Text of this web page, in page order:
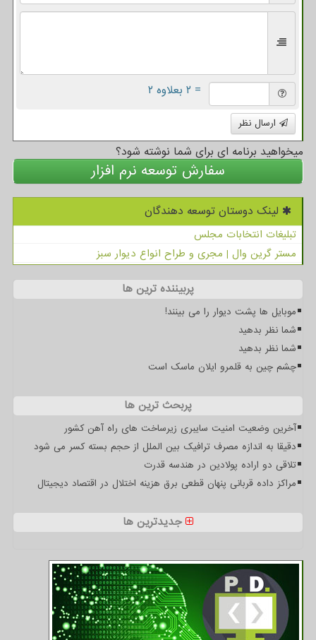
= ۲ بعلاوه ۲
ارسال نظر
میخواهید برنامه ای برای شما نوشته شود؟
سفارش توسعه نرم افزار
لینک دوستان توسعه دهندگان
تبلیغات انتخابات مجلس
مستر گرین وال | مجری و طراح انواع دیوار سبز
پربیننده ترین ها
موبایل ها پشت دیوار را می بینند!
شما نظر بدهید
شما نظر بدهید
چشم چین به قلمرو ایلان ماسک است
پربحث ترین ها
آخرین وضعیت امنیت سایبری زیرساخت های راه آهن کشور
دقیقا به اندازه مصرف ترافیک بین الملل از حجم بسته کسر می شود
تلاقی دو اراده پولادین در هندسه قدرت
مراکز داده قربانی پنهان قطعی برق هزینه اختلال در اقتصاد دیجیتال
جدیدترین ها